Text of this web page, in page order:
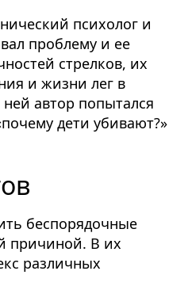
психолог и
проблему и ее
стрелков, их
и жизни лег в
автор попытался
дети убивают?»
беспорядочные
причиной. В их
различных